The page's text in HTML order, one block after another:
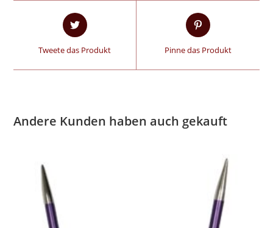
Tweete das Produkt Pinne das Produkt
Andere Kunden haben auch gekauft